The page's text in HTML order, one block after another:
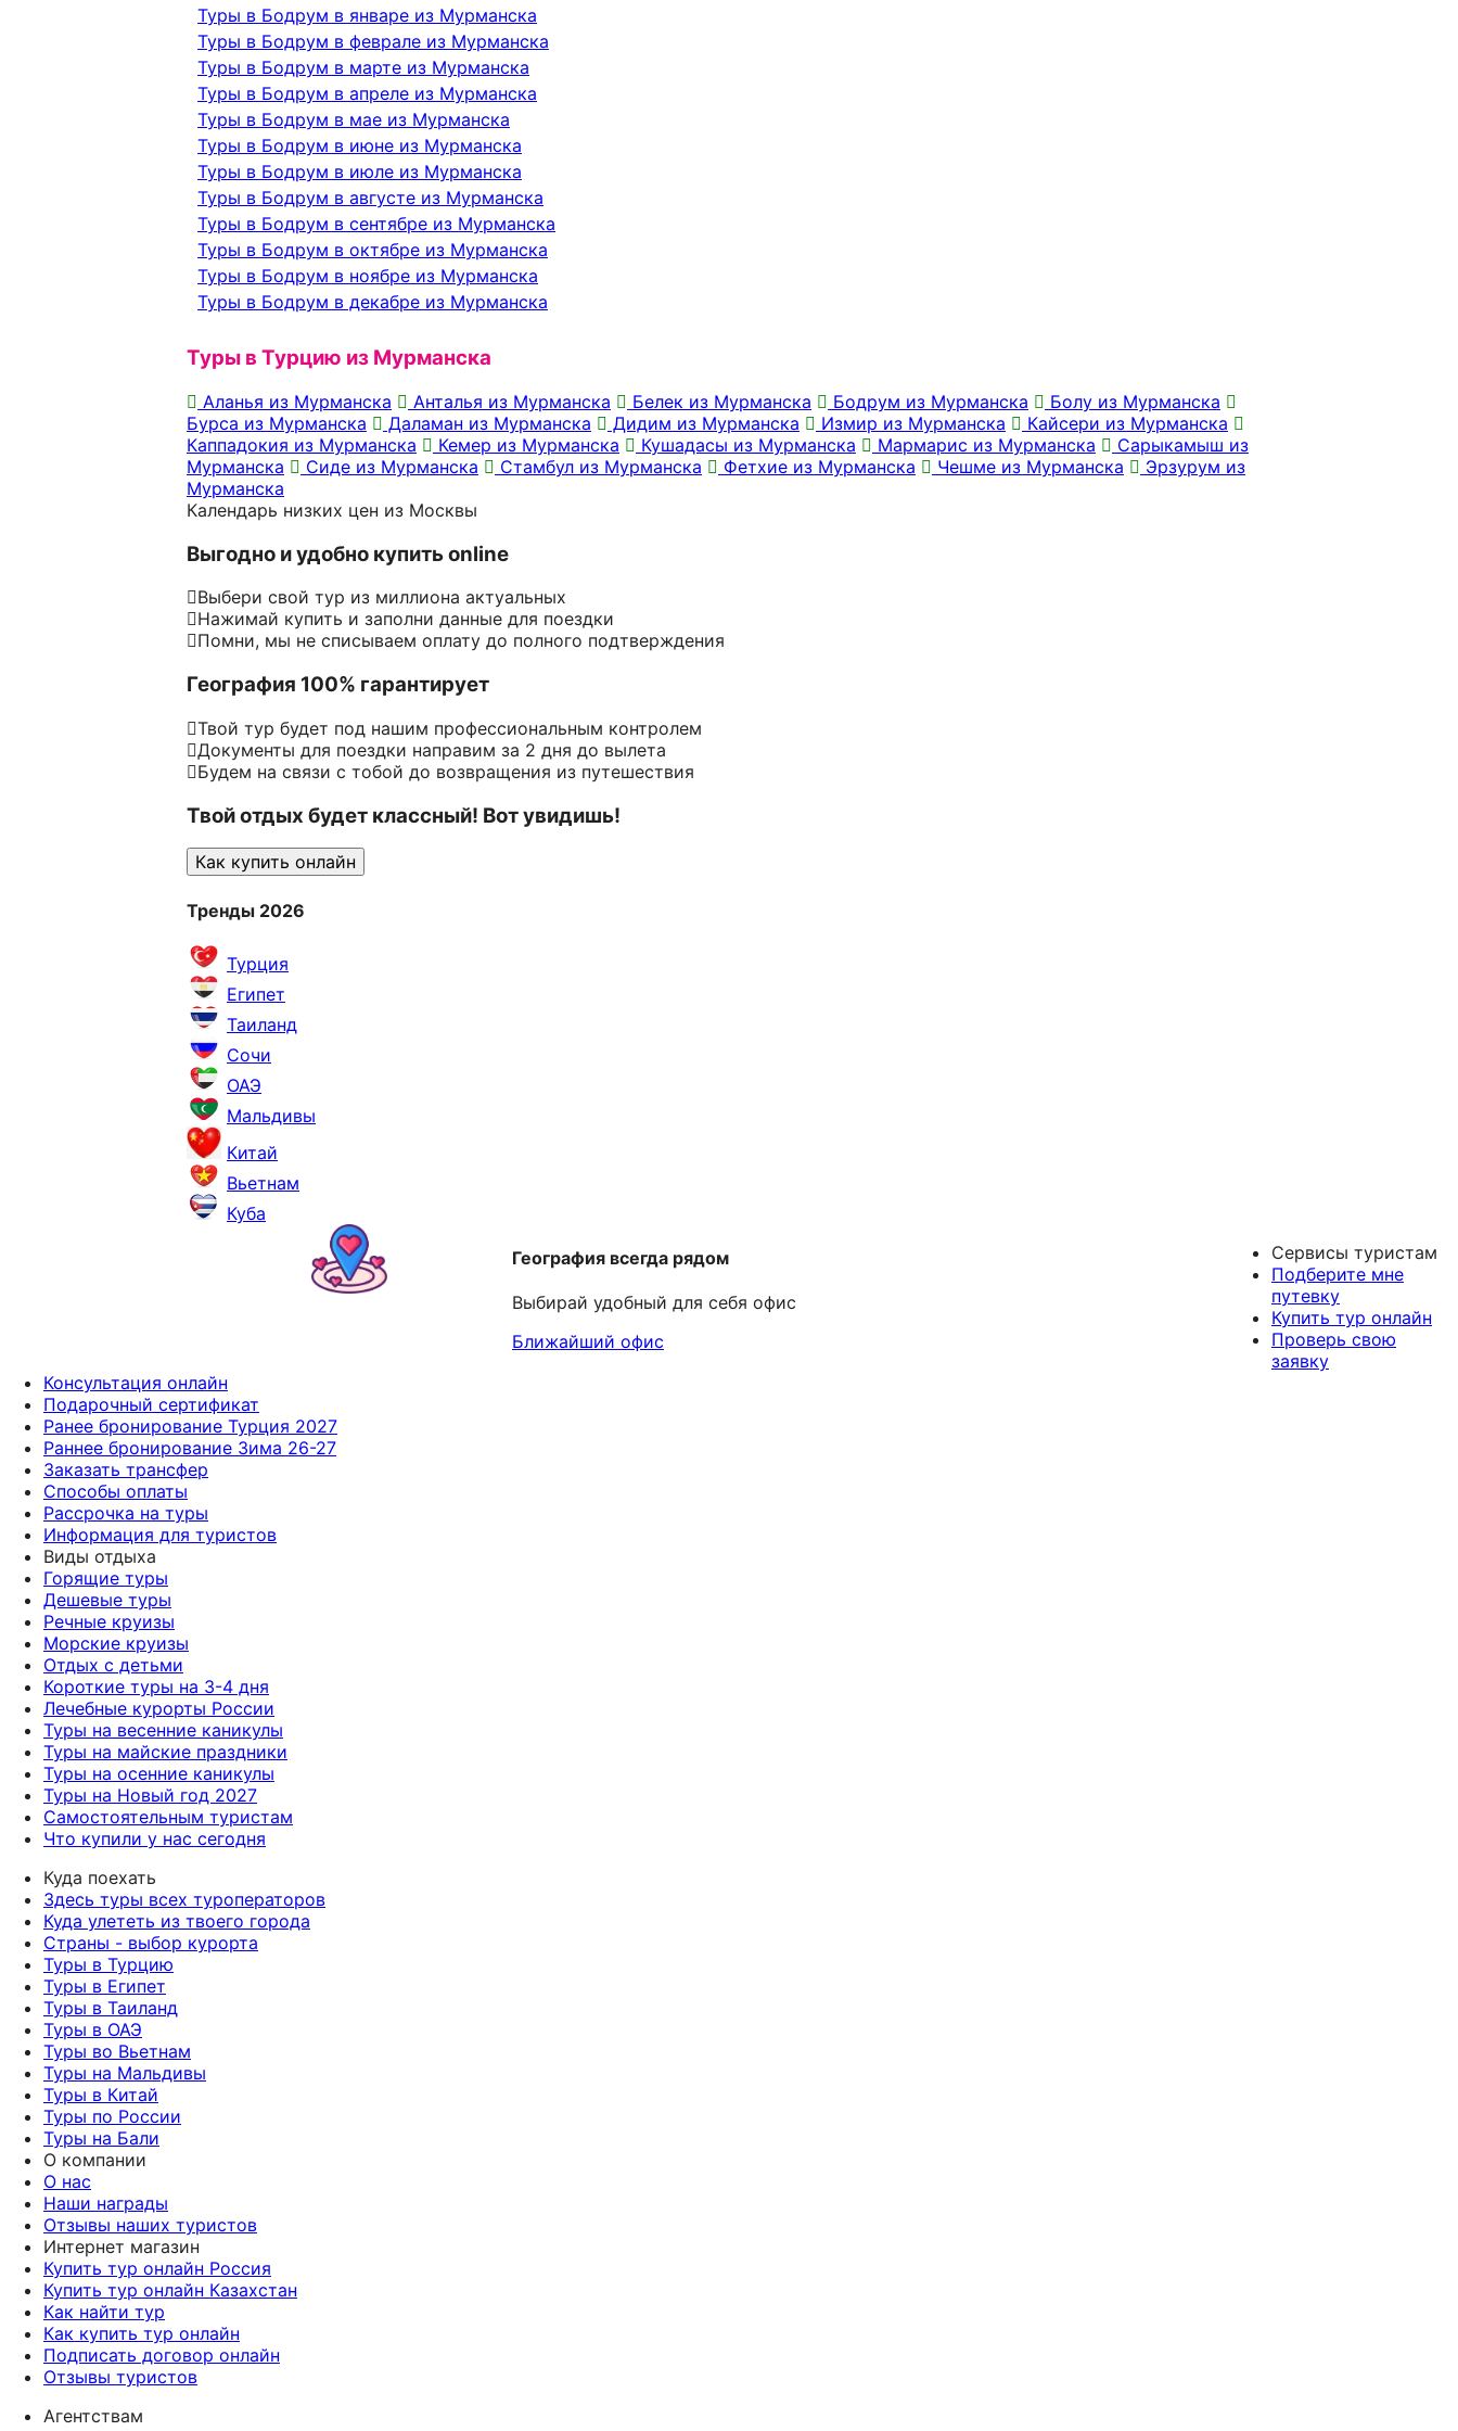
Туры в Бодрум в январе из Мурманска
Туры в Бодрум в феврале из Мурманска
Туры в Бодрум в марте из Мурманска
Туры в Бодрум в апреле из Мурманска
Туры в Бодрум в мае из Мурманска
Туры в Бодрум в июне из Мурманска
Туры в Бодрум в июле из Мурманска
Туры в Бодрум в августе из Мурманска
Туры в Бодрум в сентябре из Мурманска
Туры в Бодрум в октябре из Мурманска
Туры в Бодрум в ноябре из Мурманска
Туры в Бодрум в декабре из Мурманска
Туры в Турцию из Мурманска
Аланья из Мурманска Анталья из Мурманска Белек из Мурманска Бодрум из Мурманска
Болу из Мурманска
Бурса из Мурманска
Даламан из Мурманска Дидим из Мурманска Измир из Мурманска
Кайсери из Мурманска
Каппадокия из Мурманска
Кемер из Мурманска Кушадасы из Мурманска Мармарис из Мурманска
Сарыкамыш из
Мурманска
Сиде из Мурманска Стамбул из Мурманска Фетхие из Мурманска Чешме из Мурманска
Эрзурум из
Мурманска
Календарь низких цен из Москвы
Выгодно и удобно купить online
Выбери свой тур из миллиона актуальных
Нажимай купить и заполни данные для поездки
Помни, мы не списываем оплату до полного подтверждения
География 100% гарантирует
Твой тур будет под нашим профессиональным контролем
Документы для поездки направим за 2 дня до вылета
Будем на связи с тобой до возвращения из путешествия
Твой отдых будет классный! Вот увидишь!
Как купить онлайн
Тренды 2026
Турция
Египет
Таиланд
Сочи
ОАЭ
Мальдивы
Китай
Вьетнам
Куба
География всегда рядом
Выбирай удобный для себя офис
Ближайший офис
Сервисы туристам
Подберите мне
путевку
Купить тур онлайн
Проверь свою
заявку
Консультация онлайн
Подарочный сертификат
Ранее бронирование Турция 2027
Раннее бронирование Зима 26-27
Заказать трансфер
Способы оплаты
Рассрочка на туры
Информация для туристов
Виды отдыха
Горящие туры
Дешевые туры
Речные круизы
Морские круизы
Отдых с детьми
Короткие туры на 3-4 дня
Лечебные курорты России
Туры на весенние каникулы
Туры на майские праздники
Туры на осенние каникулы
Туры на Новый год 2027
Самостоятельным туристам
Что купили у нас сегодня
Куда поехать
Здесь туры всех туроператоров
Куда улететь из твоего города
Страны - выбор курорта
Туры в Турцию
Туры в Египет
Туры в Таиланд
Туры в ОАЭ
Туры во Вьетнам
Туры на Мальдивы
Туры в Китай
Туры по России
Туры на Бали
О компании
О нас
Наши награды
Отзывы наших туристов
Интернет магазин
Купить тур онлайн Россия
Купить тур онлайн Казахстан
Как найти тур
Как купить тур онлайн
Подписать договор онлайн
Отзывы туристов
Агентствам